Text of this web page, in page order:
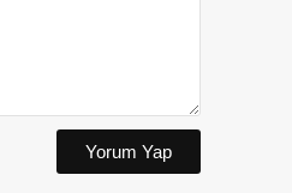
Yorum Yap